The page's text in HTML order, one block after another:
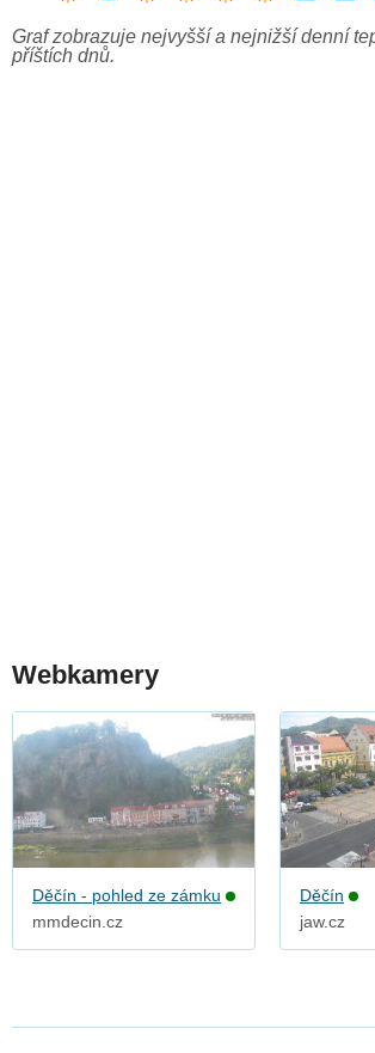
Graf zobrazuje nejvyšší a nejnižší denní
příštích dnů.
Webkamery
Děčín - pohled ze zámku
mmdecin.cz
Děčín
jaw.cz